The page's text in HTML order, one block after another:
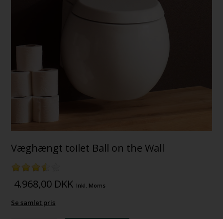
Væghængt toilet Ball on the Wall
4.968,00 DKK Inkl. Moms
Se samlet pris